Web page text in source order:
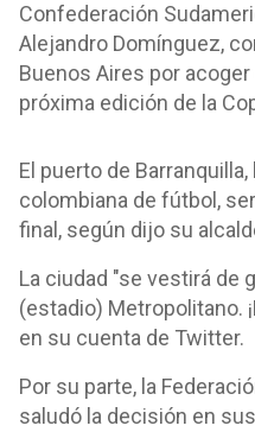
Confederación
Alejandro Domínguez,
Buenos Aires por
próxima edición de la
El puerto de
colombiana de fútbol,
final, según dijo su
La ciudad "se vestirá de
(estadio) Metropolitano.
en su cuenta de Twitter.
Por su parte, la
saludó la decisión en